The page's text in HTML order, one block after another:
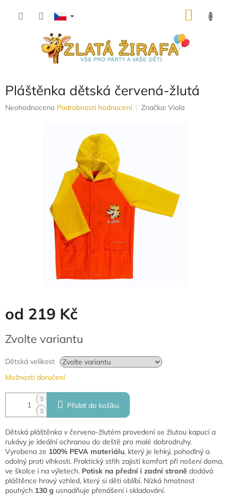
Pláštěnka dětská červená-žlutá
Průměrné
Neohodnoceno Podrobnosti hodnocení Značka: Viola
od 219 Kč
cena:
Zvolte variantu
Dětská velikost
Možnosti doručení
Přidat do košíku
Dětská pláštěnka v červeno-žlutém provedení se žlutou kapucí a
rukávy je ideální ochranou do deště pro malé dobrodruhy.
Vyrobena ze 100% PEVA materiálu, který je lehký, pohodlný a
odolný proti vlhkosti. Praktický střih zajistí komfort při nošení doma,
ve školce i na výletech. Potisk na přední i zadní straně dodává
pláštěnce hravý vzhled, který si děti oblíbí. Nízká hmotnost
pouhých 130 g usnadňuje přenášení i skladování.